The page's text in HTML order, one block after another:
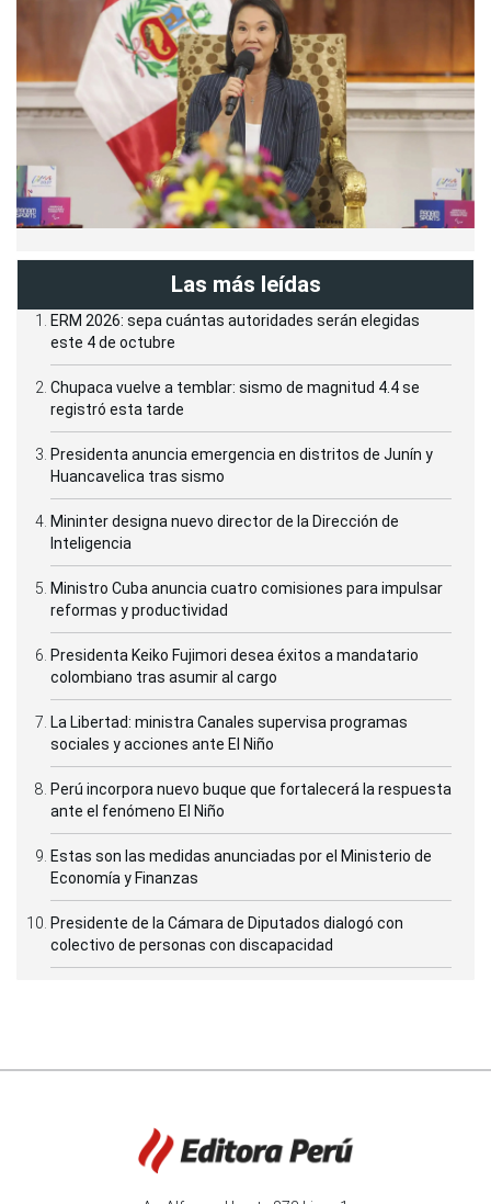
Las más leídas
ERM 2026: sepa cuántas autoridades serán elegidas
este 4 de octubre
Chupaca vuelve a temblar: sismo de magnitud 4.4 se
registró esta tarde
Presidenta anuncia emergencia en distritos de Junín y
Huancavelica tras sismo
Mininter designa nuevo director de la Dirección de
Inteligencia
Ministro Cuba anuncia cuatro comisiones para impulsar
reformas y productividad
Presidenta Keiko Fujimori desea éxitos a mandatario
colombiano tras asumir al cargo
La Libertad: ministra Canales supervisa programas
sociales y acciones ante El Niño
Perú incorpora nuevo buque que fortalecerá la respuesta
ante el fenómeno El Niño
Estas son las medidas anunciadas por el Ministerio de
Economía y Finanzas
Presidente de la Cámara de Diputados dialogó con
colectivo de personas con discapacidad